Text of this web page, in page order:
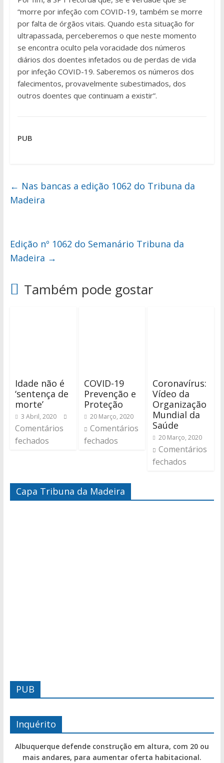
“morre por infeção com COVID-19, também se morre
por falta de órgãos vitais. Quando esta situação for
ultrapassada, perceberemos o que neste momento
se encontra oculto pela voracidade dos números
diários dos doentes infetados ou de perdas de vida
por infeção COVID-19. Saberemos os números dos
falecimentos, provavelmente subestimados, dos
outros doentes que continuam a existir”.
PUB
← Nas bancas a edição 1062 do Tribuna da
Madeira
Edição nº 1062 do Semanário Tribuna da
Madeira →
Também pode gostar
Idade não é
‘sentença de
morte’
3 Abril, 2020
Comentários
fechados
COVID-19
Prevenção e
Proteção
20 Março, 2020
Comentários
fechados
Coronavírus:
Vídeo da
Organização
Mundial da
Saúde
20 Março, 2020
Comentários
fechados
Capa Tribuna da Madeira
PUB
Inquérito
Albuquerque defende construção em altura, com 20 ou
mais andares, para aumentar oferta habitacional.